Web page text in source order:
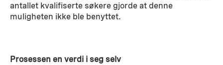
antallet kvalifiserte søkere gjorde at denne
muligheten ikke ble benyttet.
Prosessen en verdi i seg selv